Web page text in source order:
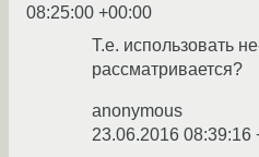
08:25:00 +00:00
Т.е. использовать
рассматривается?
anonymous
23.06.2016 08:39:16